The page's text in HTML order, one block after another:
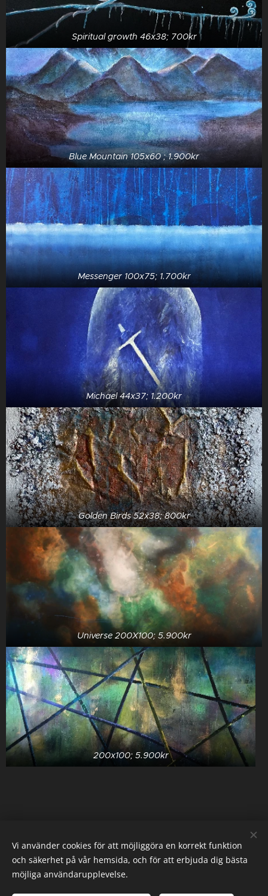
Spiritual growth 46x38; 700kr
Blue Mountain 105x60 ; 1.900kr
Messenger 100x75; 1.700kr
Michael 44x37; 1.200kr
Golden Birds 52x38; 800kr
Universe 200X100; 5.900kr
200x100; 5.900kr
© 2022 Gaila Art
Vi använder cookies för att möjliggöra en korrekt funktion
och säkerhet på vår hemsida, och för att erbjuda dig bästa
möjliga användarupplevelse.